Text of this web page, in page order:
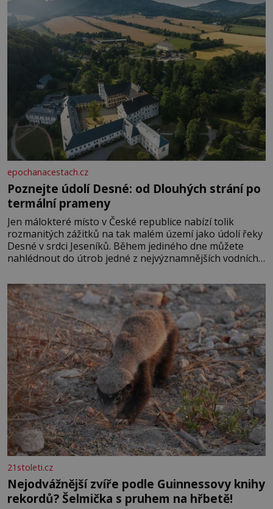
epochanacestach.cz
Poznejte údolí Desné: od Dlouhých strání po
termální prameny
Jen málokteré místo v České republice nabízí tolik
rozmanitých zážitků na tak malém území jako údolí řeky
Desné v srdci Jeseníků. Během jediného dne můžete
nahlédnout do útrob jedné z nejvýznamnějších vodních
se na koloběžce a den zakončit poznáváním památek ve
Velkých Losinách nebo v termálním
21stoleti.cz
Nejodvážnější zvíře podle Guinnessovy knihy
rekordů? Šelmička s pruhem na hřbetě!